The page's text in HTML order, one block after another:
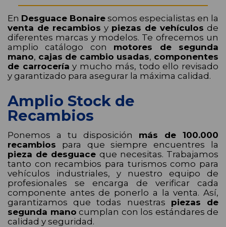
En Desguace Bonaire somos especialistas en la
venta de recambios y piezas de vehículos de
diferentes marcas y modelos. Te ofrecemos un
amplio catálogo con motores de segunda
mano, cajas de cambio usadas, componentes
de carrocería y mucho más, todo ello revisado
y garantizado para asegurar la máxima calidad.
Amplio Stock de
Recambios
Ponemos a tu disposición más de 100.000
recambios para que siempre encuentres la
pieza de desguace que necesitas. Trabajamos
tanto con recambios para turismos como para
vehículos industriales, y nuestro equipo de
profesionales se encarga de verificar cada
componente antes de ponerlo a la venta. Así,
garantizamos que todas nuestras piezas de
segunda mano cumplan con los estándares de
calidad y seguridad.